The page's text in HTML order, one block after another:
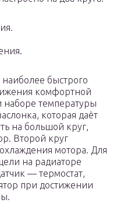
быстрого
комфортной
температуры
которая даёт
на большой круг,
Второй круг
мотора. Для
на радиаторе
— термостат,
при достижении